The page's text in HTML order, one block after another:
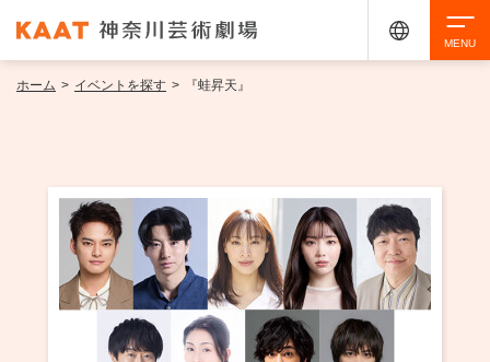
イベントを探す
アクセシビリティ 交通案内
ホーム > イベントを探す > 『蛙昇天』